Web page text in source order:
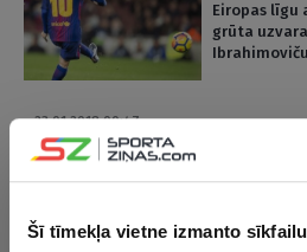
Šī tīmekļa vietne izmanto
Eiropas līgu
grūta
Ibrahimoviču
23.01.2018 00:47
PSG vienā nedēļā grauj un zaudē;